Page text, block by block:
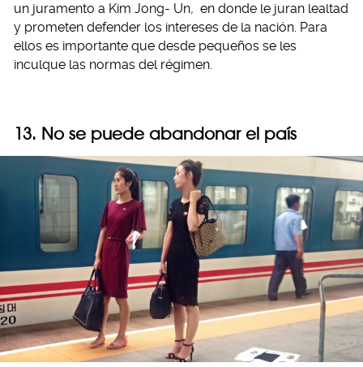
un juramento a Kim Jong- Un, en donde le juran lealtad
y prometen defender los intereses de la nación. Para
ellos es importante que desde pequeños se les
inculque las normas del régimen.
13. No se puede abandonar el país